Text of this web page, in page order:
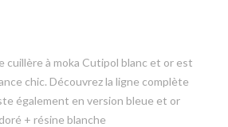
cuillère à moka Cutipol blanc et or est
chic. Découvrez la ligne complète
également en version bleue et or
+ résine blanche